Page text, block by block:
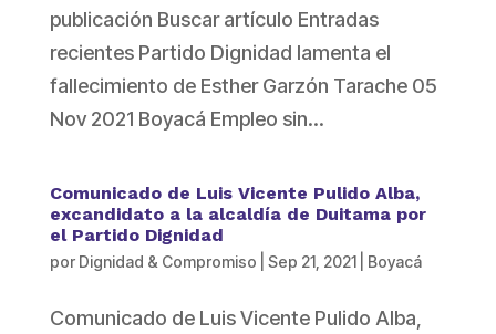
publicación Buscar artículo Entradas
recientes Partido Dignidad lamenta el
fallecimiento de Esther Garzón Tarache 05
Nov 2021 Boyacá Empleo sin...
Comunicado de Luis Vicente Pulido Alba,
excandidato a la alcaldía de Duitama por
el Partido Dignidad
por Dignidad & Compromiso Sep 21, 2021 Boyacá
Comunicado de Luis Vicente Pulido Alba,